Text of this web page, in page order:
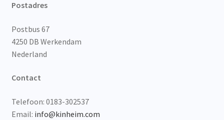
Postadres
Postbus 67
4250 DB Werkendam
Nederland
Contact
Telefoon: 0183-302537
Email: info@kinheim.com